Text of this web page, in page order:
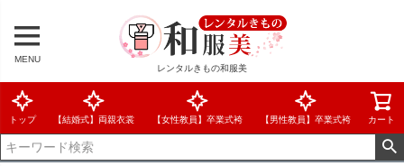
MENU
レンタルきもの和服美
トップ 【結婚式】両親衣裳 【女性教員】卒業式袴 【男性教員】卒業式袴 カート